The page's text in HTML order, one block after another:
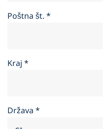
Poštna št. *
Kraj *
Država *